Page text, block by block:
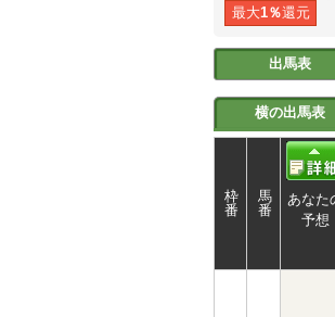
最大1％還元
出馬表
横の出馬表
枠
番
馬
番
あなた
予想